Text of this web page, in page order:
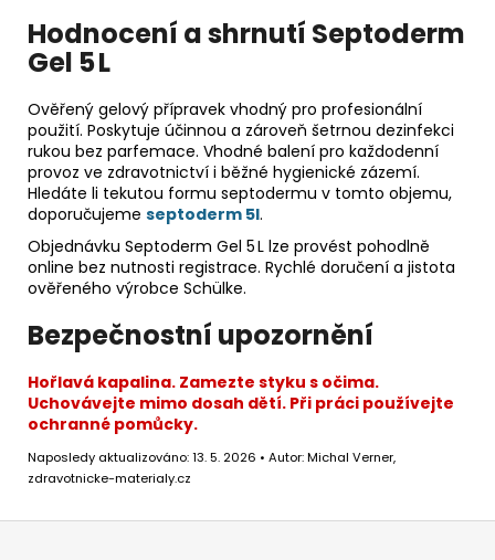
Hodnocení a shrnutí Septoderm
Gel 5 L
Ověřený gelový přípravek vhodný pro profesionální
použití. Poskytuje účinnou a zároveň šetrnou dezinfekci
rukou bez parfemace. Vhodné balení pro každodenní
provoz ve zdravotnictví i běžné hygienické zázemí.
Hledáte li tekutou formu septodermu v tomto objemu,
doporučujeme septoderm 5l.
Objednávku Septoderm Gel 5 L lze provést pohodlně
online bez nutnosti registrace. Rychlé doručení a jistota
ověřeného výrobce Schülke.
Bezpečnostní upozornění
Hořlavá kapalina. Zamezte styku s očima.
Uchovávejte mimo dosah dětí. Při práci používejte
ochranné pomůcky.
Naposledy aktualizováno: 13. 5. 2026 • Autor: Michal Verner,
zdravotnicke-materialy.cz
Z